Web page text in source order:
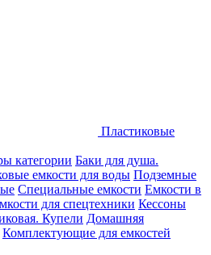
Пластиковые
категории Баки для душа.
емкости для воды Подземные
Специальные емкости Емкости в
для спецтехники Кессоны
Купели Домашняя
Комплектующие для емкостей